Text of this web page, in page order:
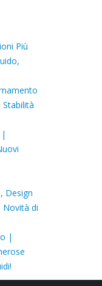
Più
|
Design
Novità di
|